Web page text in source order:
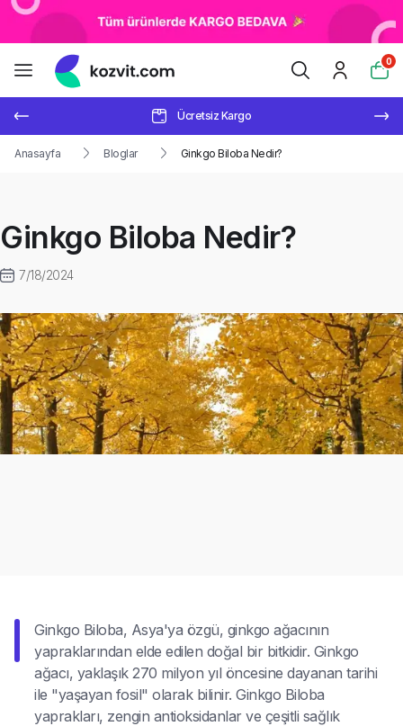
0
Ücretsiz Kargo
Anasayfa Bloglar Ginkgo Biloba Nedir?
Ginkgo Biloba Nedir?
7/18/2024
Ginkgo Biloba, Asya'ya özgü, ginkgo ağacının
yapraklarından elde edilen doğal bir bitkidir. Ginkgo
ağacı, yaklaşık 270 milyon yıl öncesine dayanan tarihi
ile "yaşayan fosil" olarak bilinir. Ginkgo Biloba
yaprakları, zengin antioksidanlar ve çeşitli sağlık